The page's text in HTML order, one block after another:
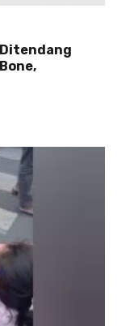
Ditendang